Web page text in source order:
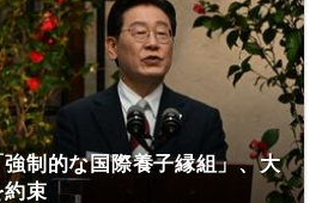
制的な国際養子縁組」、大
束